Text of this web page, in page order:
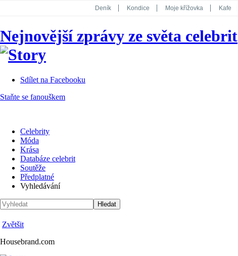
Deník Kondice Moje křížovka Kafe
Koktejl
Nejnovější zprávy ze světa celebrit
Sdílet na Facebooku
Staňte se fanouškem
Celebrity
Móda
Krása
Databáze celebrit
Soutěže
Předplatné
Vyhledávání
Zvětšit
Housebrand.com